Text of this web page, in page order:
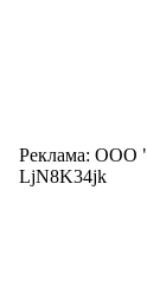
Реклама: ООО
LjN8K34jk